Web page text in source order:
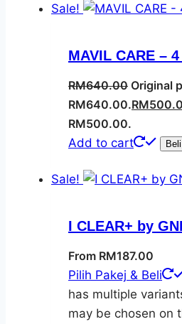
Sale!
MAVIL CARE –
RM640.00 Original
RM640.00.RM
RM500.00.
Add to cart
Sale!
I CLEAR+ by
From RM187.00
Pilih Pakej & Beli
has multiple
may be chosen on